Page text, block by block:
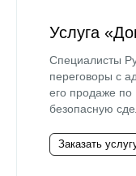
Услуга
Специалисты
переговоры с
его продаже по
безопасную
Заказать